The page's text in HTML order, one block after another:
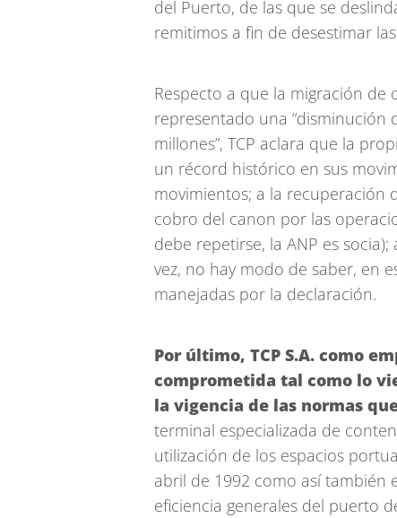
del Puerto, de las que se
remitimos a fin de desestimar
Respecto a que la migración de
representado una “disminución
millones”, TCP aclara que la
un récord histórico en sus
movimientos; a la recuperación
cobro del canon por las
debe repetirse, la ANP es
vez, no hay modo de saber, en
manejadas por la declaración.
Por último, TCP S.A. como
comprometida tal como lo
la vigencia de las normas
terminal especializada de
utilización de los espacios
abril de 1992 como así
eficiencia generales del puerto